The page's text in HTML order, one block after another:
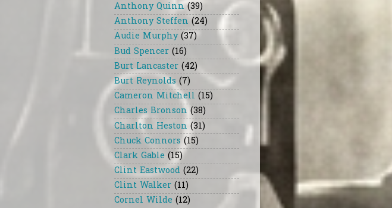
Anthony Quinn (39)
Anthony Steffen (24)
Audie Murphy (37)
Bud Spencer (16)
Burt Lancaster (42)
Burt Reynolds (7)
Cameron Mitchell (15)
Charles Bronson (38)
Charlton Heston (31)
Chuck Connors (15)
Clark Gable (15)
Clint Eastwood (22)
Clint Walker (11)
Cornel Wilde (12)